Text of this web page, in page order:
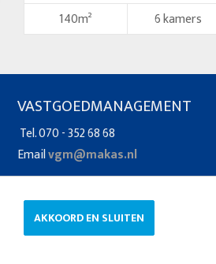
AKKOORD EN SLUITEN
140m²
6 kamers
VASTGOEDMANAGEMENT
Tel. 070 - 352 68 68
Emailvgm@makas.nl